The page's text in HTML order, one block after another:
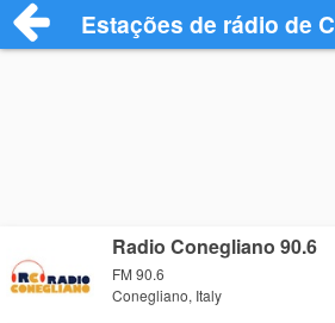
Estações de rádio de
Radio Conegliano 90.6
FM 90.6
Conegliano, Italy